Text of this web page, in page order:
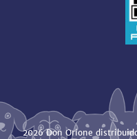
2026 Don Orione